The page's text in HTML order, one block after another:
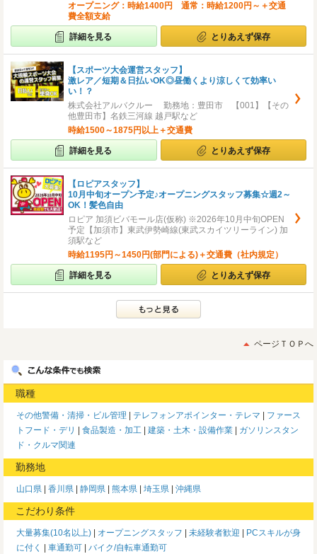
オープニング：時給1400円 通常：時給1200円～＋交通
費全額支給
詳細を見る とりあえず保存
【スポーツ大会運営スタッフ】
激レア／短期＆日払いOK◎昼働くより涼しくて効率い
い！？
株式会社アルバクルー 勤務地：豊田市 【001】【その
他豊田市】名鉄三河線 越戸駅など
時給1500～1875円以上＋交通費
詳細を見る とりあえず保存
【ロピアスタッフ】
10月中旬オープン予定♪オープニングスタッフ募集☆週2～
OK！髪色自由
ロピア 加須ビバモール店(仮称) ※2026年10月中旬OPEN
予定【加須市】東武伊勢崎線(東武スカイツリーライン) 加
須駅など
時給1195円～1450円(部門による)＋交通費（社内規定）
詳細を見る とりあえず保存
ページＴＯＰへ
職種
その他警備・清掃・ビル管理 テレフォンアポインター・テレマ
ファース
トフード・デリ
食品製造・加工 建築・土木・設備作業
ガソリンスタン
ド・クルマ関連
勤務地
山口県 香川県 静岡県 熊本県 埼玉県 沖縄県
こだわり条件
大量募集(10名以上) オープニングスタッフ 未経験者歓迎
PCスキルが身
に付く
車通勤可 バイク/自転車通勤可